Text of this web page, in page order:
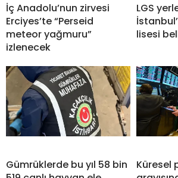
İç Anadolu’nun zirvesi
Erciyes’te “Perseid
meteor yağmuru”
izlenecek
LGS
lisesi
Gümrüklerde bu yıl 58 bin
Küresel